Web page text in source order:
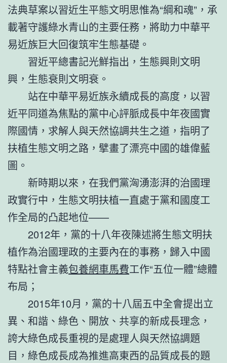
法典草案以習近生平態文明思惟為“綱和魂”，承
載著守護綠水青山的主要任務，將助力中華平
易近族巨大回復筑牢生態基礎。
習近平總書記光鮮指出，生態興則文明
興，生態衰則文明衰。
站在中華平易近族永續成長的高度，以習
近平同道為焦點的黨中心評脈成長中年夜國實
際國情，求解人與天然協調共生之道，指明了
扶植生態文明之路，擘畫了漂亮中國的雄偉藍
圖。
新時期以來，在我們黨洶湧澎湃的治國理
政實行中，生態文明扶植一直處于黨和國度工
作全局的凸起地位——
2012年，黨的十八年夜陳述將生態文明扶
植作為治國理政的主要內在的事務，歸入中國
特點社會主義包養網車馬費工作“五位一體”總體
布局；
2015年10月，黨的十八屆五中全會提出立
異、和諧、綠色、開放、共享的新成長理念，
誇大綠色成長重視的是處理人與天然協調題
目，綠色成長成為推進高東西的品質成長的題